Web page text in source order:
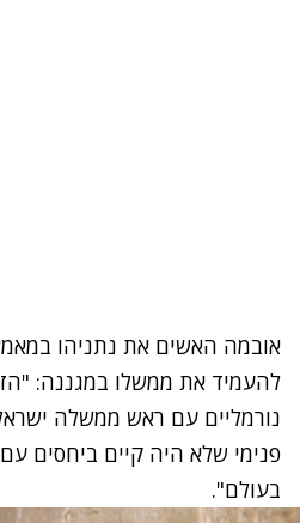
אובמה האשים את נתניהו
להעמיד את ממשלו במגננה:
נורמליים עם ראש ממשלה
פנימי שלא היה קיים ביחסים
בעולם".